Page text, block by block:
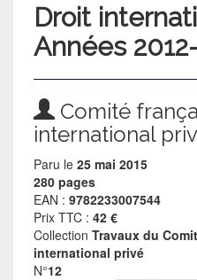
Droit
Années
Comité
international
Paru le25 mai 2015
280 pages
EAN :9782233007544
Prix TTC :42 €
CollectionTravaux du
international privé
N°12